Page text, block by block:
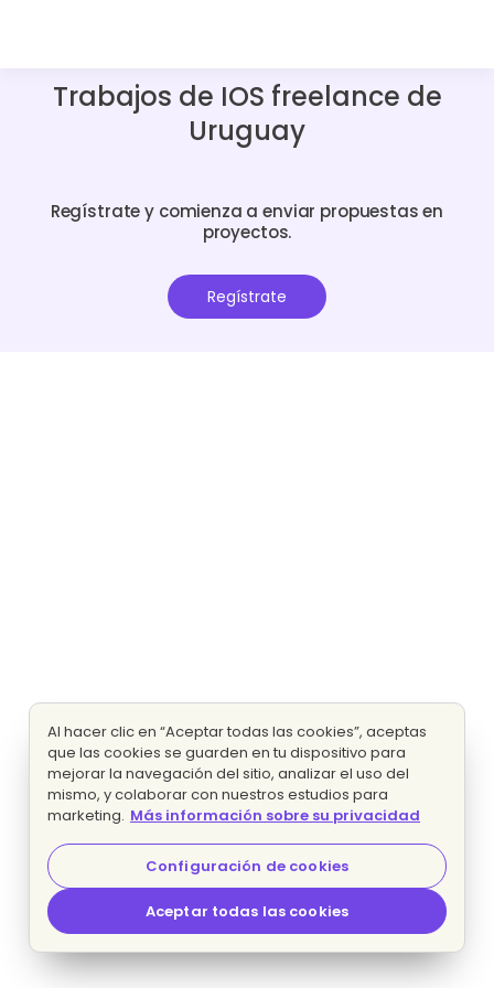
Trabajos de IOS freelance de
Uruguay
Regístrate y comienza a enviar propuestas en
proyectos.
Regístrate
Al hacer clic en “Aceptar todas las cookies”, aceptas
que las cookies se guarden en tu dispositivo para
mejorar la navegación del sitio, analizar el uso del
mismo, y colaborar con nuestros estudios para
marketing. Más información sobre su privacidad
Configuración de cookies
Aceptar todas las cookies